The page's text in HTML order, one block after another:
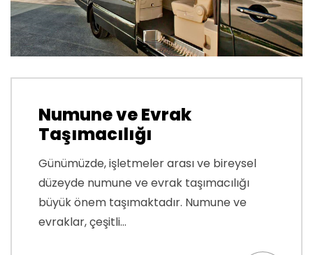
Numune ve Evrak
Taşımacılığı
Günümüzde, işletmeler arası ve bireysel
düzeyde numune ve evrak taşımacılığı
büyük önem taşımaktadır. Numune ve
evraklar, çeşitli...